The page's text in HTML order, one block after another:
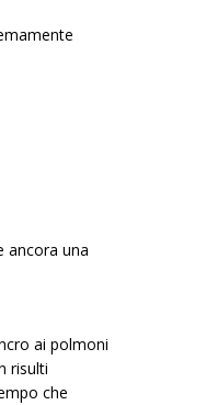
ancora una
ai polmoni
risulti
che